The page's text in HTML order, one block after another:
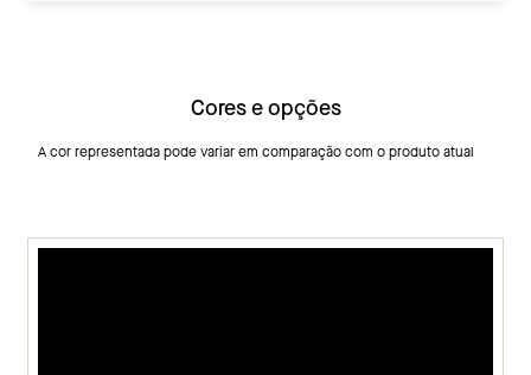
Cores e opções
A cor representada pode variar em comparação com o produto atual